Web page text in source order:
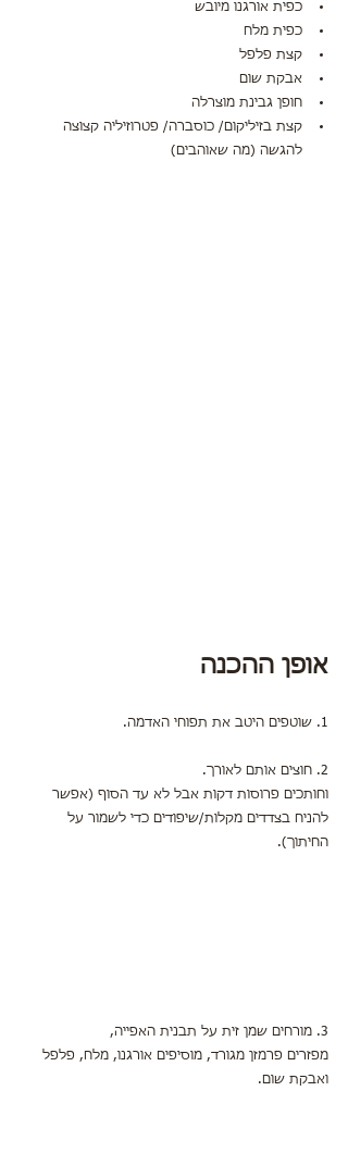
כפית אורגנו מיובש
כפית מלח
קצת פלפל
אבקת שום
חופן גבינת מוצרלה
קצת בזיליקום/ כוסברה/ פטרוזיליה קצוצה
להגשה (מה שאוהבים)
אופן ההכנה
1. שוטפים היטב את תפוחי האדמה.
2. חוצים אותם לאורך.
וחותכים פרוסות דקות אבל לא עד הסוף (אפשר
להניח בצדדים מקלות/שיפודים כדי לשמור על
החיתוך).
3. מורחים שמן זית על תבנית האפייה,
מפזרים פרמזן מגורד, מוסיפים אורגנו, מלח, פלפל
ואבקת שום.